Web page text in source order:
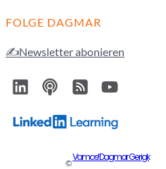
FOLGE DAGMAR
✍️Newsletter abonieren
©
Vamos! Dagmar Gerigk